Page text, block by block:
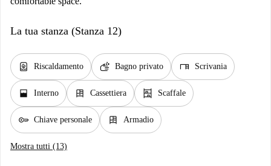
La tua stanza (Stanza 12)
water_heater Riscaldamento soap Bagno privato desk Scrivania
window_open Interno dresser Cassettiera shelves Scaffale
key Chiave personale dresser Armadio
Mostra tutti (13)